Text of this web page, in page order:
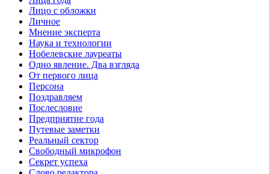
Лицо с обложки
Личное
Мнение эксперта
Наука и технологии
Нобелевские лауреаты
Одно явление. Два взгляда
От первого лица
Персона
Поздравляем
Послесловие
Предприятие года
Путевые заметки
Реальный сектор
Свободный микрофон
Секрет успеха